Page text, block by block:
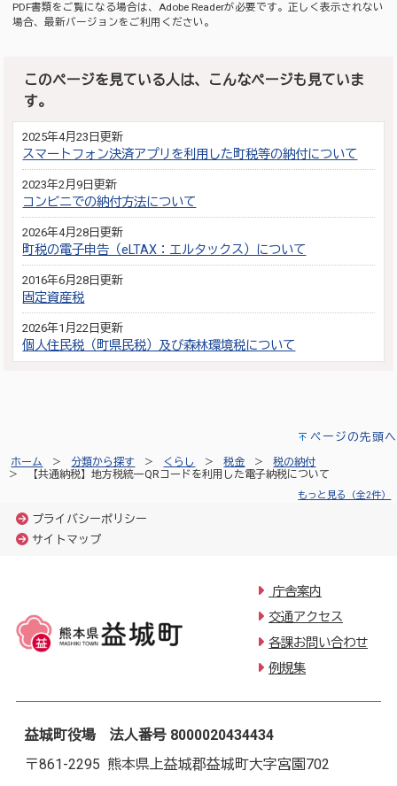
PDF書類をご覧になる場合は、Adobe Readerが必要です。正しく表示されない
場合、最新バージョンをご利用ください。
このページを見ている人は、こんなページも見ていま
す。
2025年4月23日更新
スマートフォン決済アプリを利用した町税等の納付について
2023年2月9日更新
コンビニでの納付方法について
2026年4月28日更新
町税の電子申告（eLTAX：エルタックス）について
2016年6月28日更新
固定資産税
2026年1月22日更新
個人住民税（町県民税）及び森林環境税について
ページの先頭へ
ホーム 分類から探す くらし 税金
税の納付
【共通納税】地方税統一QRコードを利用した電子納税について
もっと見る（全2件）
プライバシーポリシー
サイトマップ
庁舎案内
交通アクセス
各課お問い合わせ
例規集
益城町役場 法人番号 8000020434434
〒861-2295 熊本県上益城郡益城町大字宮園702